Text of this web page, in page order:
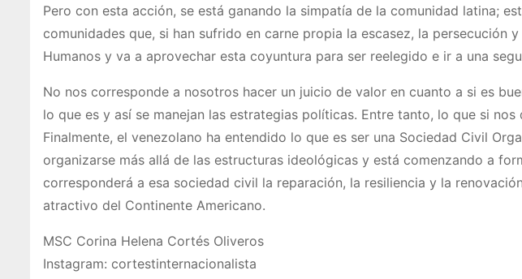
Pero con esta acción, se está ganando la simpatía de la comunidad latina;
comunidades que, si han sufrido en carne propia la escasez, la persecución
Humanos y va a aprovechar esta coyuntura para ser reelegido e ir a una
No nos corresponde a nosotros hacer un juicio de valor en cuanto a si es
lo que es y así se manejan las estrategias políticas. Entre tanto, lo que si
Finalmente, el venezolano ha entendido lo que es ser una Sociedad Civil
organizarse más allá de las estructuras ideológicas y está comenzando a
corresponderá a esa sociedad civil la reparación, la resiliencia y la
atractivo del Continente Americano.
MSC Corina Helena Cortés Oliveros
Instagram: cortestinternacionalista